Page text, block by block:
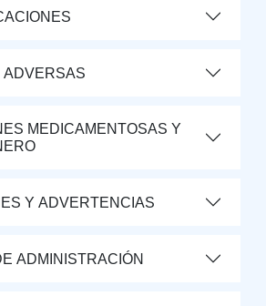
ADVERSAS
MEDICAMENTOSAS Y
Y ADVERTENCIAS
ADMINISTRACIÓN